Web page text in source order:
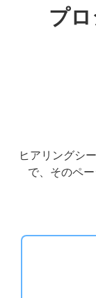
プ
ヒアリングシ
で、そのペ